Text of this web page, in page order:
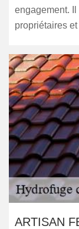
engagement.
propriétaires
ARTISAN